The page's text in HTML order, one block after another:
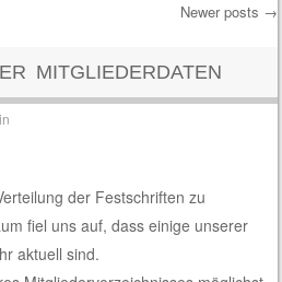
Newer posts →
MITGLIEDERDATEN
der Festschriften zu
fiel uns auf, dass einige unserer
aktuell sind.